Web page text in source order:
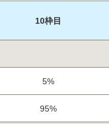
10枠目
5%
95%